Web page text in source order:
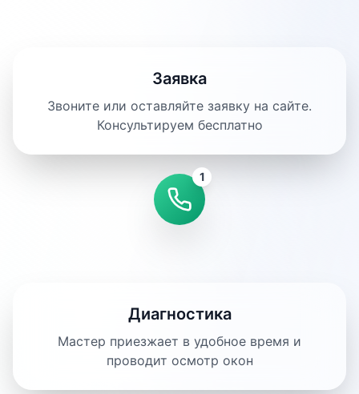
Заявка
Звоните или оставляйте заявку на сайте.
Консультируем бесплатно
1
Диагностика
Мастер приезжает в удобное время и
проводит осмотр окон